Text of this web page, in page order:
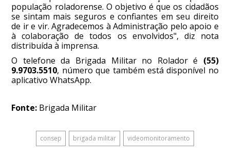
população roladorense. O objetivo é que os cidadãos
se sintam mais seguros e confiantes em seu direito
de ir e vir. Agradecemos à Administração pelo apoio e
à colaboração de todos os envolvidos", diz nota
distribuída à imprensa.
O telefone da Brigada Militar no Rolador é (55)
9.9703.5510, número que também está disponível no
aplicativo WhatsApp.
Fonte: Brigada Militar
consep brigada militar videomonitoramento